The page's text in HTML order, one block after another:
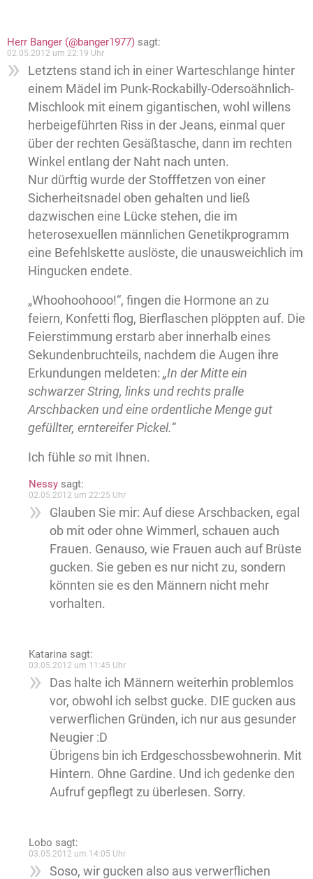
Herr Banger (@banger1977) sagt:
02.05.2012 um 22:19 Uhr
Letztens stand ich in einer Warteschlange hinter
einem Mädel im Punk-Rockabilly-Odersoähnlich-
Mischlook mit einem gigantischen, wohl willens
herbeigeführten Riss in der Jeans, einmal quer
über der rechten Gesäßtasche, dann im rechten
Winkel entlang der Naht nach unten.
Nur dürftig wurde der Stofffetzen von einer
Sicherheitsnadel oben gehalten und ließ
dazwischen eine Lücke stehen, die im
heterosexuellen männlichen Genetikprogramm
eine Befehlskette auslöste, die unausweichlich im
Hingucken endete.
„Whoohoohooo!“, fingen die Hormone an zu
feiern, Konfetti flog, Bierflaschen plöppten auf. Die
Feierstimmung erstarb aber innerhalb eines
Sekundenbruchteils, nachdem die Augen ihre
Erkundungen meldeten: „In der Mitte ein
schwarzer String, links und rechts pralle
Arschbacken und eine ordentliche Menge gut
gefüllter, erntereifer Pickel.“
Ich fühle so mit Ihnen.
Nessy sagt:
02.05.2012 um 22:25 Uhr
Glauben Sie mir: Auf diese Arschbacken, egal
ob mit oder ohne Wimmerl, schauen auch
Frauen. Genauso, wie Frauen auch auf Brüste
gucken. Sie geben es nur nicht zu, sondern
könnten sie es den Männern nicht mehr
vorhalten.
Katarina sagt:
03.05.2012 um 11:45 Uhr
Das halte ich Männern weiterhin problemlos
vor, obwohl ich selbst gucke. DIE gucken aus
verwerflichen Gründen, ich nur aus gesunder
Neugier :D
Übrigens bin ich Erdgeschossbewohnerin. Mit
Hintern. Ohne Gardine. Und ich gedenke den
Aufruf gepflegt zu überlesen. Sorry.
Lobo sagt:
03.05.2012 um 14:05 Uhr
Soso, wir gucken also aus verwerflichen